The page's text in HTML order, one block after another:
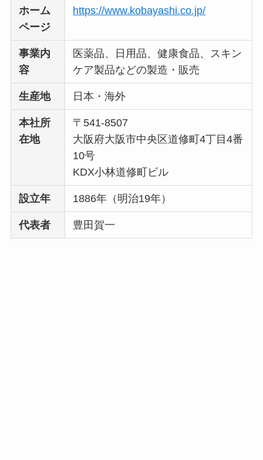
Temuは怪しい？口コ
いって本当？
ホーム
ページ
https://www.kobayashi.co.jp/
事業内
容
医薬品、日用品、健康食品、スキン
ケア製品などの製造・販売
生産地 日本・海外
本社所
在地
〒541-8507
大阪府大阪市中央区道修町4丁目4番
10号
KDX小林道修町ビル
設立年 1886年（明治19年）
代表者 豊田賀一